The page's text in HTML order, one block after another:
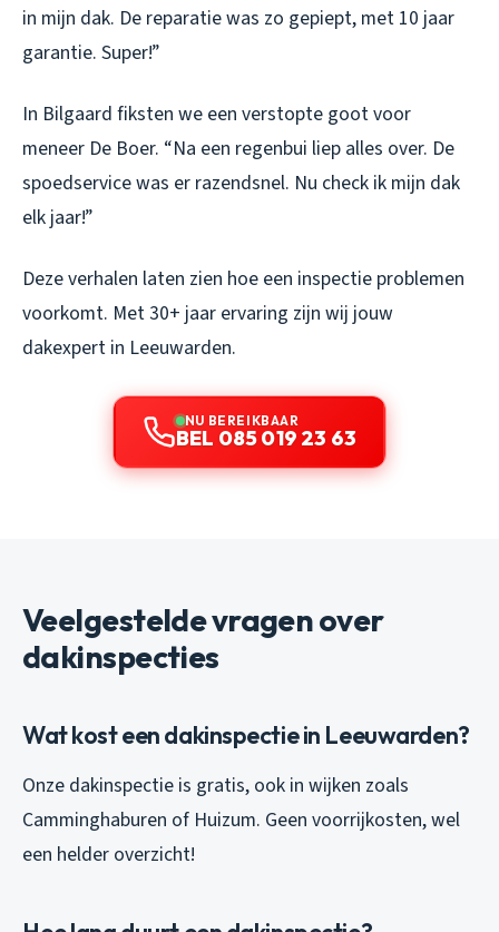
in mijn dak. De reparatie was zo gepiept, met 10 jaar
garantie. Super!”
In Bilgaard fiksten we een verstopte goot voor
meneer De Boer. “Na een regenbui liep alles over. De
spoedservice was er razendsnel. Nu check ik mijn dak
elk jaar!”
Deze verhalen laten zien hoe een inspectie problemen
voorkomt. Met 30+ jaar ervaring zijn wij jouw
dakexpert in Leeuwarden.
NU BEREIKBAAR
BEL 085 019 23 63
Veelgestelde vragen over
dakinspecties
Wat kost een dakinspectie in Leeuwarden?
Onze dakinspectie is gratis, ook in wijken zoals
Camminghaburen of Huizum. Geen voorrijkosten, wel
een helder overzicht!